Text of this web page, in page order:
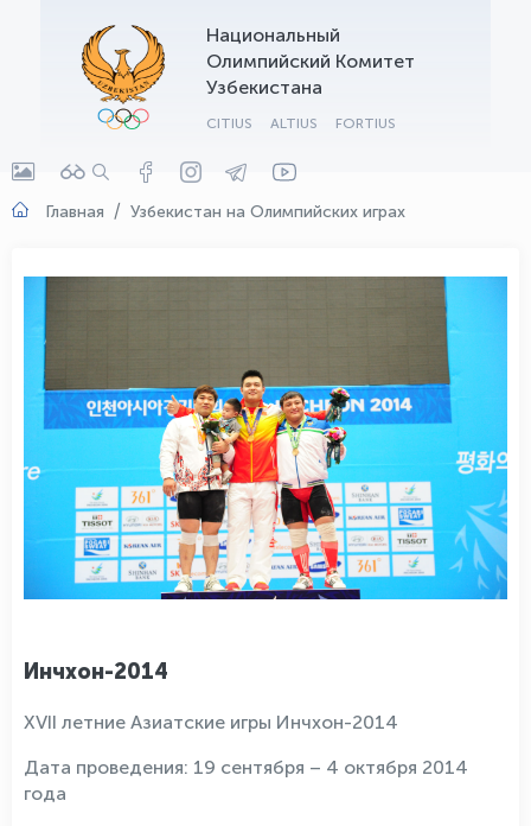
Национальный
Олимпийский Комитет
Узбекистана
CITIUS ALTIUS FORTIUS
Главная Узбекистан на Олимпийских играх
Инчхон-2014
XVII летние Азиатские игры Инчхон-2014
Дата проведения: 19 сентября – 4 октября 2014
года
OLYMPCHIK AI - yordamchi
Онлайн · olympic.uz